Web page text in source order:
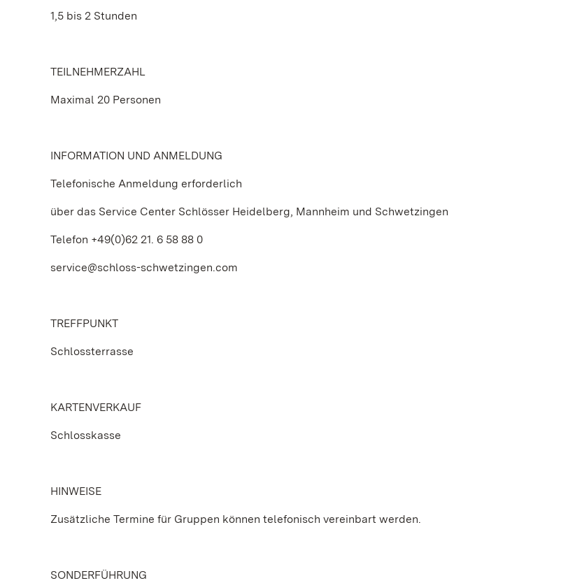
1,5 bis 2 Stunden
TEILNEHMERZAHL
Maximal 20 Personen
INFORMATION UND ANMELDUNG
Telefonische Anmeldung erforderlich
über das Service Center Schlösser Heidelberg, Mannheim und Schwetzingen
Telefon +49(0)62 21. 6 58 88 0
service@schloss-schwetzingen.com
TREFFPUNKT
Schlossterrasse
KARTENVERKAUF
Schlosskasse
HINWEISE
Zusätzliche Termine für Gruppen können telefonisch vereinbart werden.
SONDERFÜHRUNG